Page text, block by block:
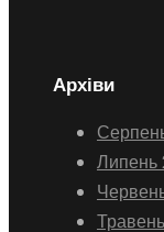
Архіви
Липень